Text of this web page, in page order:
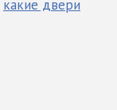
какие двери